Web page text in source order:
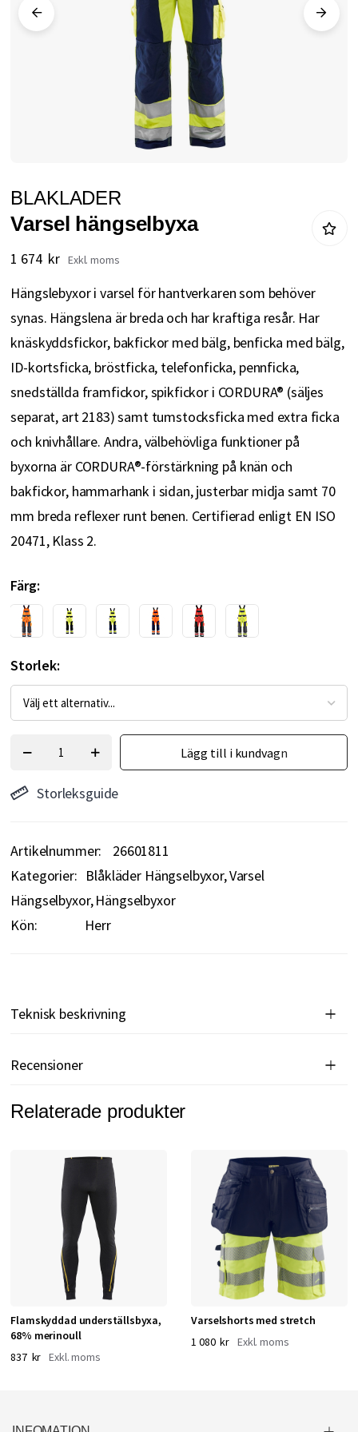
till
början
av
BLAKLADER
Varsel hängselbyxa
1 674 kr
Hängslebyxor i varsel för hantverkaren som behöver
synas. Hängslena är breda och har kraftiga resår. Har
knäskyddsfickor, bakfickor med bälg, benficka med bälg,
ID-kortsficka, bröstficka, telefonficka, pennficka,
snedställda framfickor, spikfickor i CORDURA® (säljes
separat, art 2183) samt tumstocksficka med extra ficka
och knivhållare. Andra, välbehövliga funktioner på
byxorna är CORDURA®-förstärkning på knän och
bakfickor, hammarhank i sidan, justerbar midja samt 70
mm breda reflexer runt benen. Certifierad enligt EN ISO
20471, Klass 2.
Färg
Storlek
Lägg till i kundvagn
Storleksguide
Artikelnummer
26601811
Kategorier: Blåkläder Hängselbyxor Varsel
Hängselbyxor Hängselbyxor
Kön:
Herr
Teknisk beskrivning
Recensioner
Relaterade produkter
Flamskyddad underställsbyxa,
68% merinoull
837 kr
Varselshorts med stretch
1 080 kr